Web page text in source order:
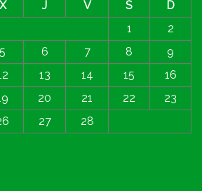
X J V S
D
1
2
5 6 7 8
9
13 14 15
16
20 21 22
23
27 28